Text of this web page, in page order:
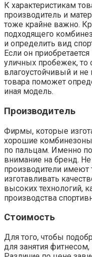
К характеристикам
производитель и
тоже крайне важно.
подходящего
и определить вид
Если он
уличных пробежек, то
влагоустойчивый и не
товара поможет
иная модель.
Производитель
Фирмы, которые
хорошие
по пальцам. Именно
внимание на бренд.
производители
изготавливать
высоких технологий,
производства
Стоимость
Для того, чтобы
для занятия фитнесом,